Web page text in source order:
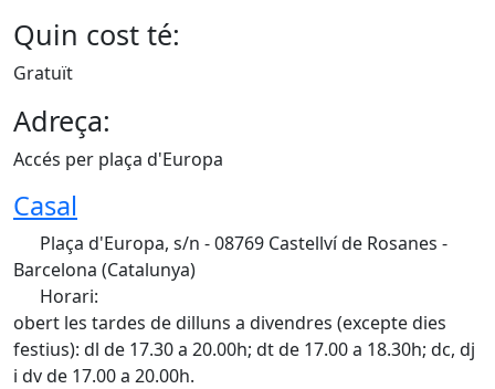
Quin cost té:
Gratuït
Adreça:
Accés per plaça d'Europa
Casal
Plaça d'Europa, s/n - 08769 Castellví de Rosanes -
Barcelona (Catalunya)
Horari:
obert les tardes de dilluns a divendres (excepte dies
festius): dl de 17.30 a 20.00h; dt de 17.00 a 18.30h; dc, dj
i dv de 17.00 a 20.00h.